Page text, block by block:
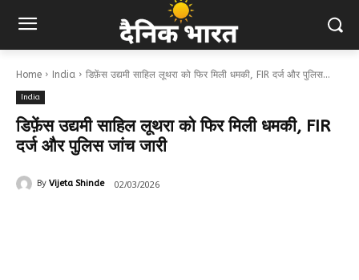
Home India डिफ़ेंस उद्यमी साहिल लूथरा को फिर मिली धमकी, FIR दर्ज और पुलिस...
India
डिफ़ेंस उद्यमी साहिल लूथरा को फिर मिली धमकी, FIR
दर्ज और पुलिस जांच जारी
By Vijeta Shinde 02/03/2026